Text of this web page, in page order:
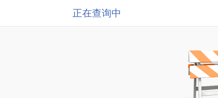
正在查询中